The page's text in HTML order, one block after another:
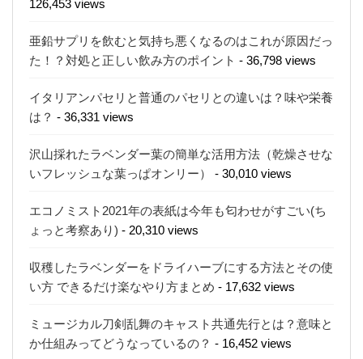
126,453 views
亜鉛サプリを飲むと気持ち悪くなるのはこれが原因だっ
た！？対処と正しい飲み方のポイント - 36,798 views
イタリアンパセリと普通のパセリとの違いは？味や栄養
は？ - 36,331 views
沢山採れたラベンダー葉の簡単な活用方法（乾燥させな
いフレッシュな葉っぱオンリー）
- 30,010 views
エコノミスト2021年の表紙は今年も匂わせがすごい(ち
ょっと考察あり) - 20,310 views
収穫したラベンダーをドライハーブにする方法とその使
い方 できるだけ楽なやり方まとめ - 17,632 views
ミュージカル刀剣乱舞のキャスト共通先行とは？意味と
か仕組みってどうなっているの？ - 16,452 views